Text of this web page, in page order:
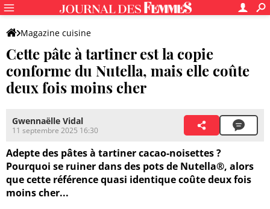
Magazine cuisine
Cette pâte à tartiner est la copie
conforme du Nutella, mais elle coûte
deux fois moins cher
Gwennaëlle Vidal
11 septembre 2025 16:30
Adepte des pâtes à tartiner cacao-noisettes ?
Pourquoi se ruiner dans des pots de Nutella®, alors
que cette référence quasi identique coûte deux fois
moins cher...